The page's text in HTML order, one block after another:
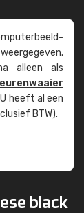
alleen als
heeft al een
BTW).
black